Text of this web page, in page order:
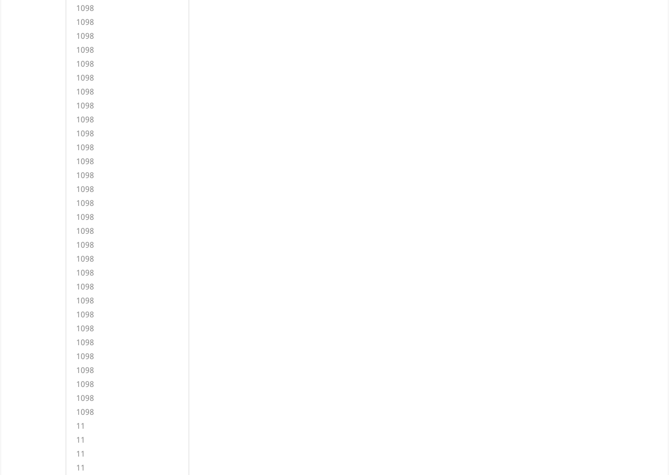
1098
1098
1098
1098
1098
1098
1098
1098
1098
1098
1098
1098
1098
1098
1098
1098
1098
1098
1098
1098
1098
1098
1098
1098
1098
1098
1098
1098
1098
1098
11
11
11
11